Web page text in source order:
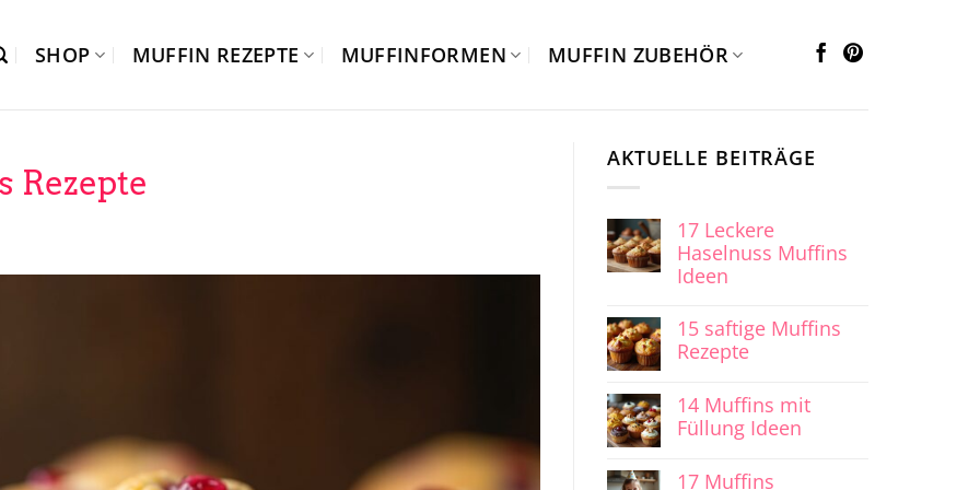
SHOP MUFFIN REZEPTE MUFFINFORMEN MUFFIN ZUBEHÖR
Rezepte
AKTUELLE BEITRÄGE
17 Leckere
Haselnuss Muffins
Ideen
15 saftige Muffins
Rezepte
14 Muffins mit
Füllung Ideen
17 Muffins